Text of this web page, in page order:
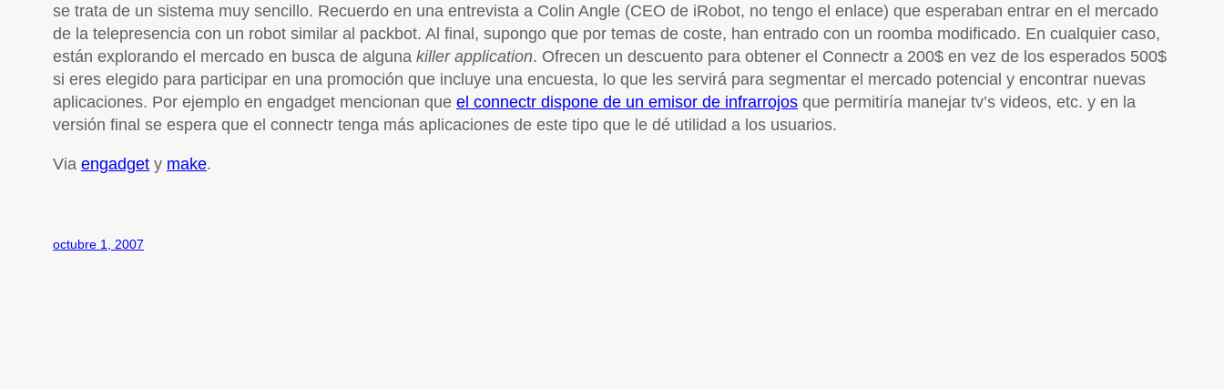
se trata de un sistema muy sencillo. Recuerdo en una entrevista a Colin Angle (CEO de iRobot, no tengo el enlace) que esperaban entrar en el mercado
de la telepresencia con un robot similar al packbot. Al final, supongo que por temas de coste, han entrado con un roomba modificado. En cualquier caso,
están explorando el mercado en busca de alguna killer application. Ofrecen un descuento para obtener el Connectr a 200$ en vez de los esperados 500$
si eres elegido para participar en una promoción que incluye una encuesta, lo que les servirá para segmentar el mercado potencial y encontrar nuevas
aplicaciones. Por ejemplo en engadget mencionan que el connectr dispone de un emisor de infrarrojos que permitiría manejar tv’s videos, etc. y en la
versión final se espera que el connectr tenga más aplicaciones de este tipo que le dé utilidad a los usuarios.
Via engadget y make.
octubre 1, 2007